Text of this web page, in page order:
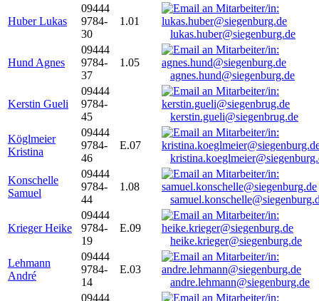
Huber Lukas
09444
9784-
30
1.01
lukas.huber@siegenburg.de
Hund Agnes
09444
9784-
37
1.05
agnes.hund@siegenburg.de
Kerstin Gueli
09444
9784-
45
kerstin.gueli@siegenbrug.de
Köglmeier
Kristina
09444
9784-
46
E.07
Konschelle
Samuel
09444
9784-
44
1.08
Krieger Heike
09444
9784-
19
E.09
heike.krieger@siegenburg.de
Lehmann
André
09444
9784-
14
E.03
andre.lehmann@siegenburg.de
09444